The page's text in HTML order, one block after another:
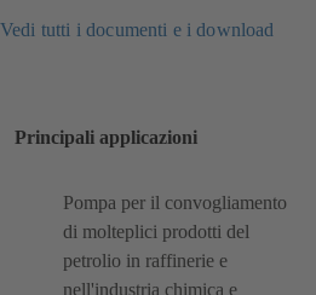
Vedi tutti i documenti e i download
Principali applicazioni
Pompa per il convogliamento
di molteplici prodotti del
petrolio in raffinerie e
nell'industria chimica e